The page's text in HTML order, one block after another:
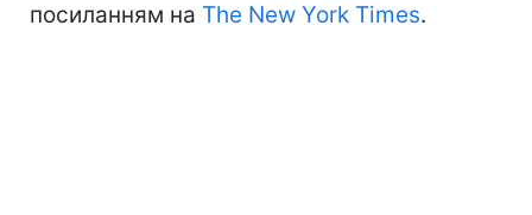
посиланням на The New York Times.